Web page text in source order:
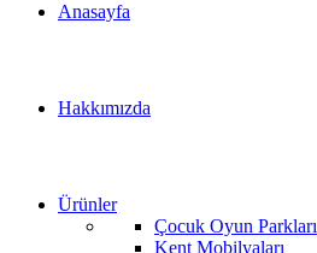
Anasayfa
Hakkımızda
Ürünler
Çocuk Oyun Parkları
Kent Mobilyaları